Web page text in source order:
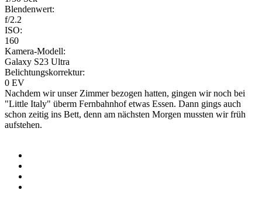
Blendenwert:
f/2.2
ISO:
160
Kamera-Modell:
Galaxy S23 Ultra
Belichtungskorrektur:
0 EV
Nachdem wir unser Zimmer bezogen hatten, gingen wir noch bei
"Little Italy" überm Fernbahnhof etwas Essen. Dann gings auch
schon zeitig ins Bett, denn am nächsten Morgen mussten wir früh
aufstehen.